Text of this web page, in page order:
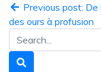
Previous post: De
des ours à profusion